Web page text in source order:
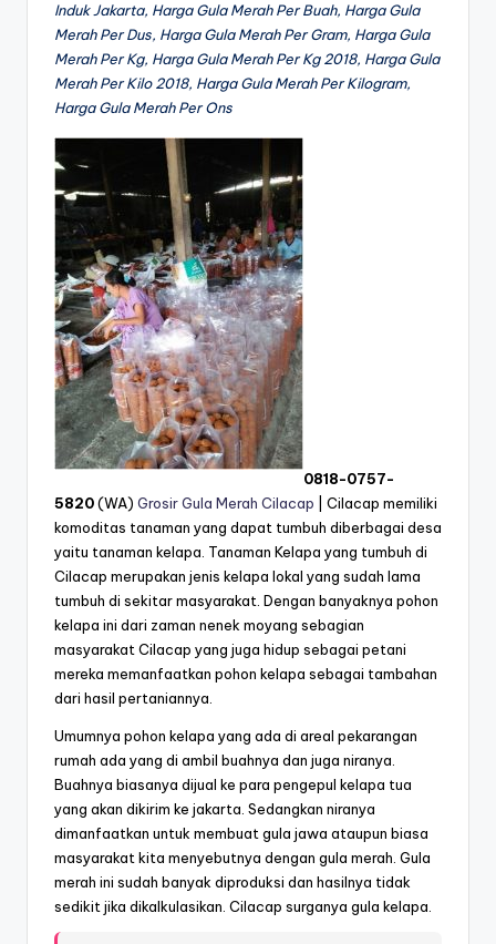
Induk Jakarta, Harga Gula Merah Per Buah, Harga Gula
Merah Per Dus, Harga Gula Merah Per Gram, Harga Gula
Merah Per Kg, Harga Gula Merah Per Kg 2018, Harga Gula
Merah Per Kilo 2018, Harga Gula Merah Per Kilogram,
Harga Gula Merah Per Ons
0818-0757-
5820(WA) Grosir Gula Merah Cilacap | Cilacap memiliki
komoditas tanaman yang dapat tumbuh diberbagai desa
yaitu tanaman kelapa. Tanaman Kelapa yang tumbuh di
Cilacap merupakan jenis kelapa lokal yang sudah lama
tumbuh di sekitar masyarakat. Dengan banyaknya pohon
kelapa ini dari zaman nenek moyang sebagian
masyarakat Cilacap yang juga hidup sebagai petani
mereka memanfaatkan pohon kelapa sebagai tambahan
dari hasil pertaniannya.
Umumnya pohon kelapa yang ada di areal pekarangan
rumah ada yang di ambil buahnya dan juga niranya.
Buahnya biasanya dijual ke para pengepul kelapa tua
yang akan dikirim ke jakarta. Sedangkan niranya
dimanfaatkan untuk membuat gula jawa ataupun biasa
masyarakat kita menyebutnya dengan gula merah. Gula
merah ini sudah banyak diproduksi dan hasilnya tidak
sedikit jika dikalkulasikan. Cilacap surganya gula kelapa.